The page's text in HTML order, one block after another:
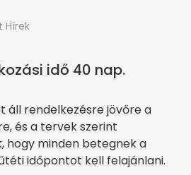
Hírek
idő 40 nap.
áll rendelkezésre jövőre a
és a tervek szerint
hogy minden betegnek a
időpontot kell felajánlani.